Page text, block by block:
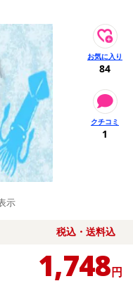
示
84
1
税込・送料込
1,748円